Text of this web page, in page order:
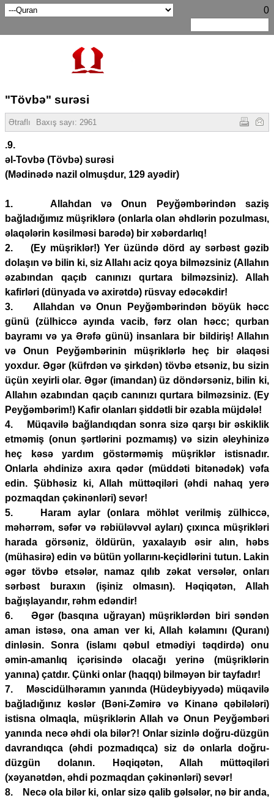
0
"Tövbə" surəsi
Ətraflı Baxış sayı: 2961
.9.
əl-Tovbə (Tövbə) surəsi
(Mədinədə nazil olmuşdur, 129 ayədir)
1. Allahdan və Onun Peyğəmbərindən saziş
bağladığımız müşriklərə (onlarla olan əhdlərin pozulması,
əlaqələrin kəsilməsi barədə) bir xəbərdarlıq!
2. (Ey müşriklər!) Yer üzündə dörd ay sərbəst gəzib
dolaşın və bilin ki, siz Allahı aciz qoya bilməzsiniz (Allahın
əzabından qaçıb canınızı qurtara bilməzsiniz). Allah
kafirləri (dünyada və axirətdə) rüsvay edəcəkdir!
3. Allahdan və Onun Peyğəmbərindən böyük həcc
günü (zülhiccə ayında vacib, fərz olan həcc; qurban
bayramı və ya Ərəfə günü) insanlara bir bildiriş! Allahın
və Onun Peyğəmbərinin müşriklərlə heç bir əlaqəsi
yoxdur. Əgər (küfrdən və şirkdən) tövbə etsəniz, bu sizin
üçün xeyirli olar. Əgər (imandan) üz döndərsəniz, bilin ki,
Allahın əzabından qaçıb canınızı qurtara bilməzsiniz. (Ey
Peyğəmbərim!) Kafir olanları şiddətli bir əzabla müjdələ!
4. Müqavilə bağlandıqdan sonra sizə qarşı bir əskiklik
etməmiş (onun şərtlərini pozmamış) və sizin əleyhinizə
heç kəsə yardım göstərməmiş müşriklər istisnadır.
Onlarla əhdinizə axıra qədər (müddəti bitənədək) vəfa
edin. Şübhəsiz ki, Allah müttəqiləri (əhdi nahaq yerə
pozmaqdan çəkinənləri) sevər!
5. Haram aylar (onlara möhlət verilmiş zülhiccə,
məhərrəm, səfər və rəbiüləvvəl ayları) çıxınca müşrikləri
harada görsəniz, öldürün, yaxalayıb əsir alın, həbs
(mühasirə) edin və bütün yollarını-keçidlərini tutun. Lakin
əgər tövbə etsələr, namaz qılıb zəkat versələr, onları
sərbəst buraxın (işiniz olmasın). Həqiqətən, Allah
bağışlayandır, rəhm edəndir!
6. Əgər (basqına uğrayan) müşriklərdən biri səndən
aman istəsə, ona aman ver ki, Allah kəlamını (Quranı)
dinləsin. Sonra (islamı qəbul etmədiyi təqdirdə) onu
əmin-amanlıq içərisində olacağı yerinə (müşriklərin
yanına) çatdır. Çünki onlar (haqqı) bilməyən bir tayfadır!
7. Məscidülhəramın yanında (Hüdeybiyyədə) müqavilə
bağladığınız kəslər (Bəni-Zəmirə və Kinanə qəbilələri)
istisna olmaqla, müşriklərin Allah və Onun Peyğəmbəri
yanında necə əhdi ola bilər?! Onlar sizinlə doğru-düzgün
davrandıqca (əhdi pozmadıqca) siz də onlarla doğru-
düzgün dolanın. Həqiqətən, Allah müttəqiləri
(xəyanətdən, əhdi pozmaqdan çəkinənləri) sevər!
8. Necə ola bilər ki, onlar sizə qalib gəlsələr, nə bir anda,